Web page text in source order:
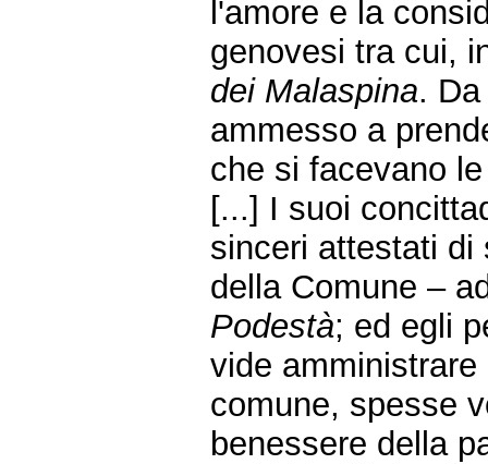
l'amore e la
genovesi tra cui,
dei Malaspina.
ammesso a
che si facevano
[...] I suoi
sinceri attestati
della Comune –
Podestà; ed egli
vide
comune, spesse
benessere della